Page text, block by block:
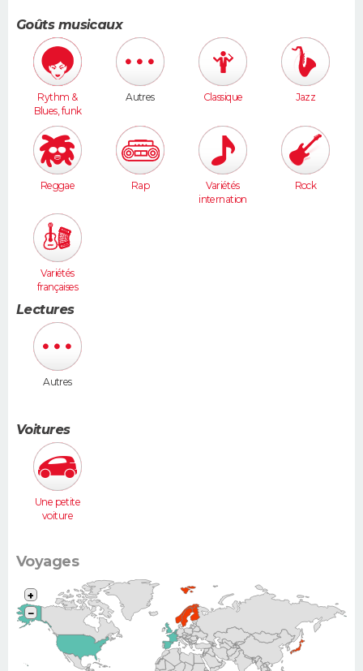
Goûts musicaux
Rythm &
Blues, funk
Autres Classique Jazz
Reggae Rap
Variétés
internation
Rock
Variétés
françaises
Lectures
Autres
Voitures
Une petite
voiture
Voyages
+
−